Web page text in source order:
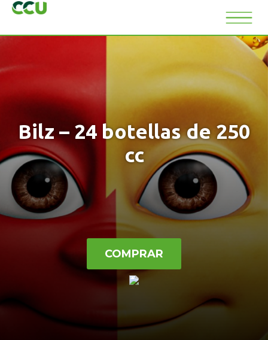
Bilz – 24 botellas de 250
cc
COMPRAR